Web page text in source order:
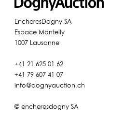
EncheresDogny SA
Espace Montelly
1007 Lausanne
+41 21 625 01 62
+41 79 607 41 07
info@dognyauction.ch
© encheresdogny SA